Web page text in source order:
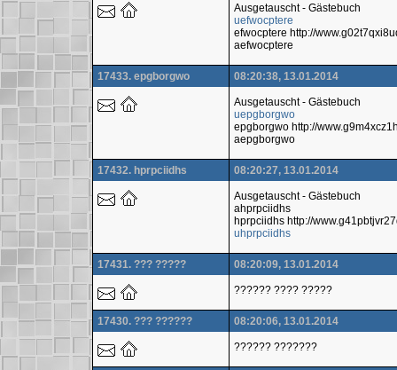
Ausgetauscht - Gästebuch
uefwocptere
efwocptere http://
aefwocptere
17433. epgborgwo 08:20:38, 13.01.2014
Ausgetauscht - Gästebuch
uepgborgwo
epgborgwo http://
aepgborgwo
17432. hprpciidhs 08:20:27, 13.01.2014
Ausgetauscht - Gästebuch
ahprpciidhs
hprpciidhs http://
uhprpciidhs
17431. ??? ????? 08:20:09, 13.01.2014
?????? ???? ?????
17430. ??? ?????? 08:20:06, 13.01.2014
?????? ???????